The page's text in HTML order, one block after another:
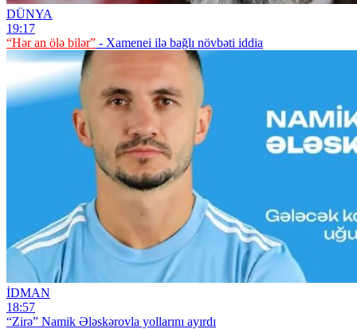
DÜNYA
19:17
“Hər an ölə bilər” - Xamenei ilə bağlı növbəti iddia
İDMAN
18:57
“Zirə” Namik Ələskərovla yollarını ayırdı